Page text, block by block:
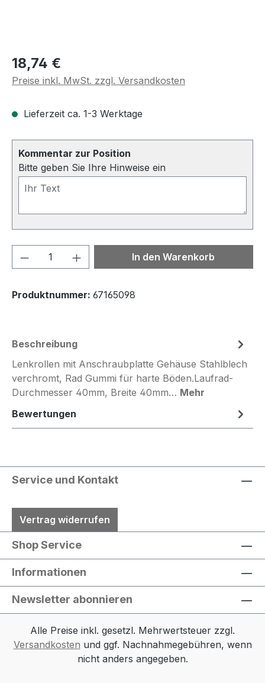
Regulärer Preis:
18,74 €
Preise inkl. MwSt. zzgl. Versandkosten
Lieferzeit ca. 1-3 Werktage
Kommentar zur Position
Bitte geben Sie Ihre Hinweise ein
Produkt Anzahl: Gib denIn den Warenkorb
Produktnummer: 67165098
Beschreibung
Lenkrollen mit Anschraubplatte Gehäuse Stahlblech
verchromt, Rad Gummi für harte Böden.Laufrad-
Durchmesser 40mm, Breite 40mm… Mehr
Bewertungen
Service und Kontakt
Vertrag widerrufen
Shop Service
Informationen
Newsletter abonnieren
Alle Preise inkl. gesetzl. Mehrwertsteuer zzgl.
Versandkosten und ggf. Nachnahmegebühren, wenn
nicht anders angegeben.